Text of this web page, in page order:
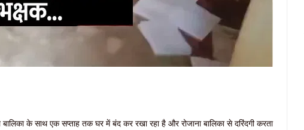
बालिका के साथ एक सप्ताह तक घर में बंद कर रखा रहा है और रोजाना बालिका से दरिंदगी करता